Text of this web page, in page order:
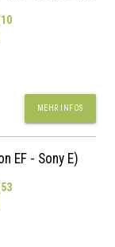
MEHR INFOS
EF - Sony E)